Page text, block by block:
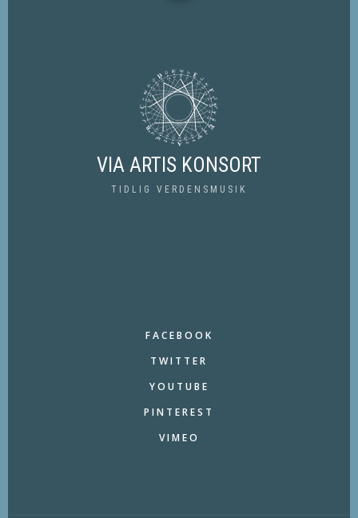
VIA ARTIS KONSORT
TIDLIG VERDENSMUSIK
FACEBOOK
TWITTER
YOUTUBE
PINTEREST
VIMEO